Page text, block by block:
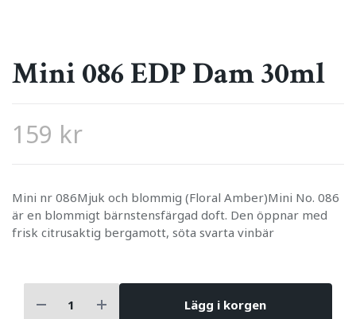
Mini 086 EDP Dam 30ml
159 kr
Mini nr 086Mjuk och blommig (Floral Amber)Mini No. 086
är en blommigt bärnstensfärgad doft. Den öppnar med
frisk citrusaktig bergamott, söta svarta vinbär
Lägg i korgen